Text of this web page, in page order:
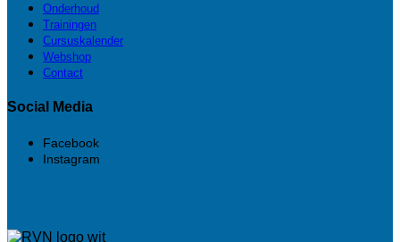
Onderhoud
Trainingen
Cursuskalender
Webshop
Contact
Social Media
Facebook
Instagram